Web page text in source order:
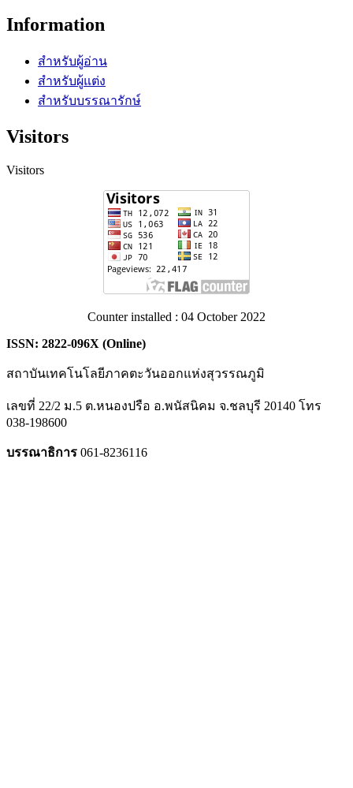
Information
สำหรับผู้อ่าน
สำหรับผู้แต่ง
สำหรับบรรณารักษ์
Visitors
Visitors
Counter installed : 04 October 2022
ISSN: 2822-096X (Online)
สถาบันเทคโนโลยีภาคตะวันออกแห่งสุวรรณภูมิ
เลขที่ 22/2 ม.5 ต.หนองปรือ อ.พนัสนิคม จ.ชลบุรี 20140 โทร
038-198600
บรรณาธิการ 061-8236116